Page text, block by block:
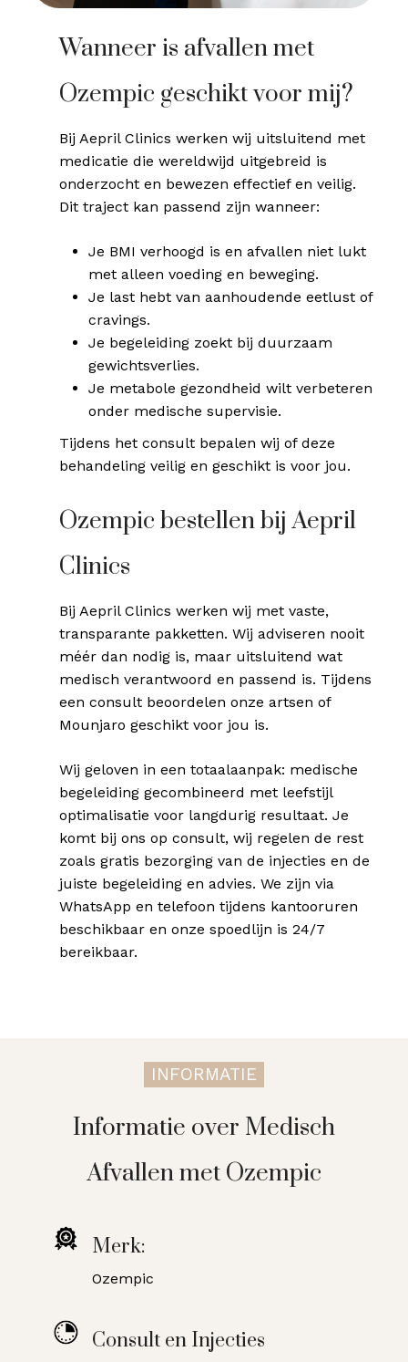
Wanneer is afvallen met
Ozempic geschikt voor mij?
Bij Aepril Clinics werken wij uitsluitend met
medicatie die wereldwijd uitgebreid is
onderzocht en bewezen effectief en veilig.
Dit traject kan passend zijn wanneer:
Je BMI verhoogd is en afvallen niet lukt
met alleen voeding en beweging.
Je last hebt van aanhoudende eetlust of
cravings.
Je begeleiding zoekt bij duurzaam
gewichtsverlies.
Je metabole gezondheid wilt verbeteren
onder medische supervisie.
Tijdens het consult bepalen wij of deze
behandeling veilig en geschikt is voor jou.
Ozempic bestellen bij Aepril
Clinics
Bij Aepril Clinics werken wij met vaste,
transparante pakketten. Wij adviseren nooit
méér dan nodig is, maar uitsluitend wat
medisch verantwoord en passend is. Tijdens
een consult beoordelen onze artsen of
Mounjaro geschikt voor jou is.
Wij geloven in een totaalaanpak: medische
begeleiding gecombineerd met leefstijl
optimalisatie voor langdurig resultaat. Je
komt bij ons op consult, wij regelen de rest
zoals gratis bezorging van de injecties en de
juiste begeleiding en advies. We zijn via
WhatsApp en telefoon tijdens kantooruren
beschikbaar en onze spoedlijn is 24/7
bereikbaar.
INFORMATIE
Informatie over Medisch
Afvallen met Ozempic
Merk:
Ozempic
Consult en Injecties